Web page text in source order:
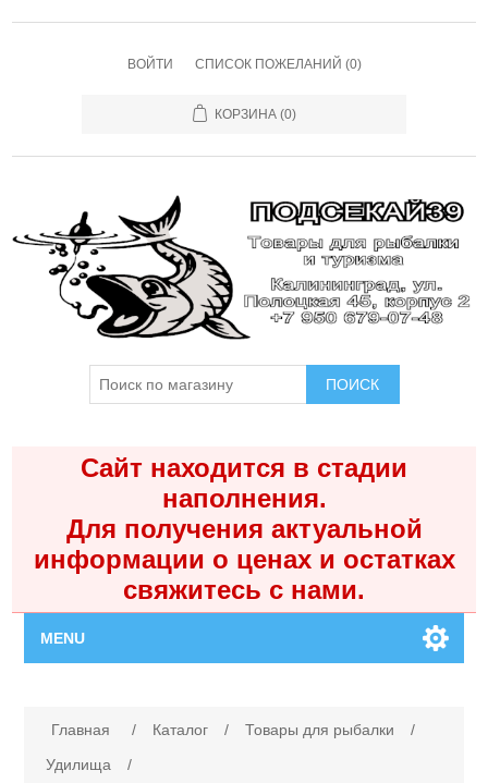
ВОЙТИ СПИСОК ПОЖЕЛАНИЙ (0)
КОРЗИНА (0)
ПОИСК
Сайт находится в стадии
наполнения.
Для получения актуальной
информации о ценах и остатках
свяжитесь с нами.
MENU
Каталог
Главная / Каталог / Товары для рыбалки
/
Удилища
/